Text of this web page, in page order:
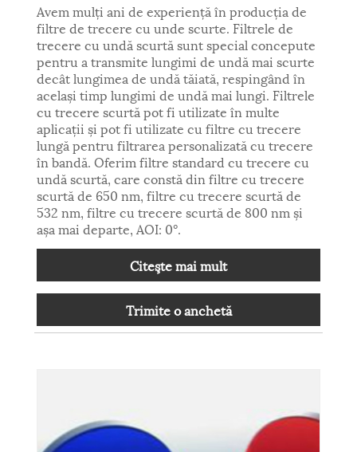
Avem mulți ani de experiență în producția de
filtre de trecere cu unde scurte. Filtrele de
trecere cu undă scurtă sunt special concepute
pentru a transmite lungimi de undă mai scurte
decât lungimea de undă tăiată, respingând în
același timp lungimi de undă mai lungi. Filtrele
cu trecere scurtă pot fi utilizate în multe
aplicații și pot fi utilizate cu filtre cu trecere
lungă pentru filtrarea personalizată cu trecere
în bandă. Oferim filtre standard cu trecere cu
undă scurtă, care constă din filtre cu trecere
scurtă de 650 nm, filtre cu trecere scurtă de
532 nm, filtre cu trecere scurtă de 800 nm și
așa mai departe, AOI: 0°.
Citeşte mai mult
Trimite o anchetă